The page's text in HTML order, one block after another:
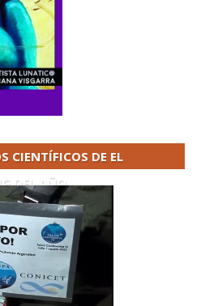
CIENTÍFICOS DE EL
DEL AÑO